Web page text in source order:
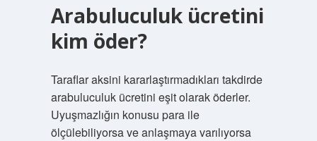
Arabuluculuk ücretini
kim öder?
Taraflar aksini kararlaştırmadıkları takdirde
arabuluculuk ücretini eşit olarak öderler.
Uyuşmazlığın konusu para ile
ölçülebiliyorsa ve anlaşmaya varılıyorsa